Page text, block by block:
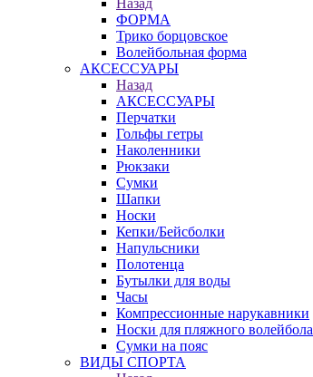
Назад
ФОРМА
Трико борцовское
Волейбольная форма
АКСЕССУАРЫ
Назад
АКСЕССУАРЫ
Перчатки
Гольфы гетры
Наколенники
Рюкзаки
Сумки
Шапки
Носки
Кепки/Бейсболки
Напульсники
Полотенца
Бутылки для воды
Часы
Компрессионные нарукавники
Носки для пляжного волейбола
Сумки на пояс
ВИДЫ СПОРТА